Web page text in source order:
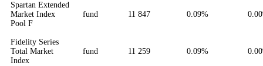
Spartan Extended
Market Index
Pool F
fund 11 847 0.09%
Fidelity Series
Total Market
Index
fund 11 259 0.09%